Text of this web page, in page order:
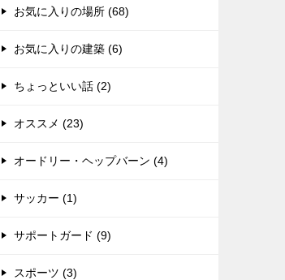
お気に入りの場所 (68)
お気に入りの建築 (6)
ちょっといい話 (2)
オススメ (23)
オードリー・ヘップバーン (4)
サッカー (1)
サポートガード (9)
スポーツ (3)